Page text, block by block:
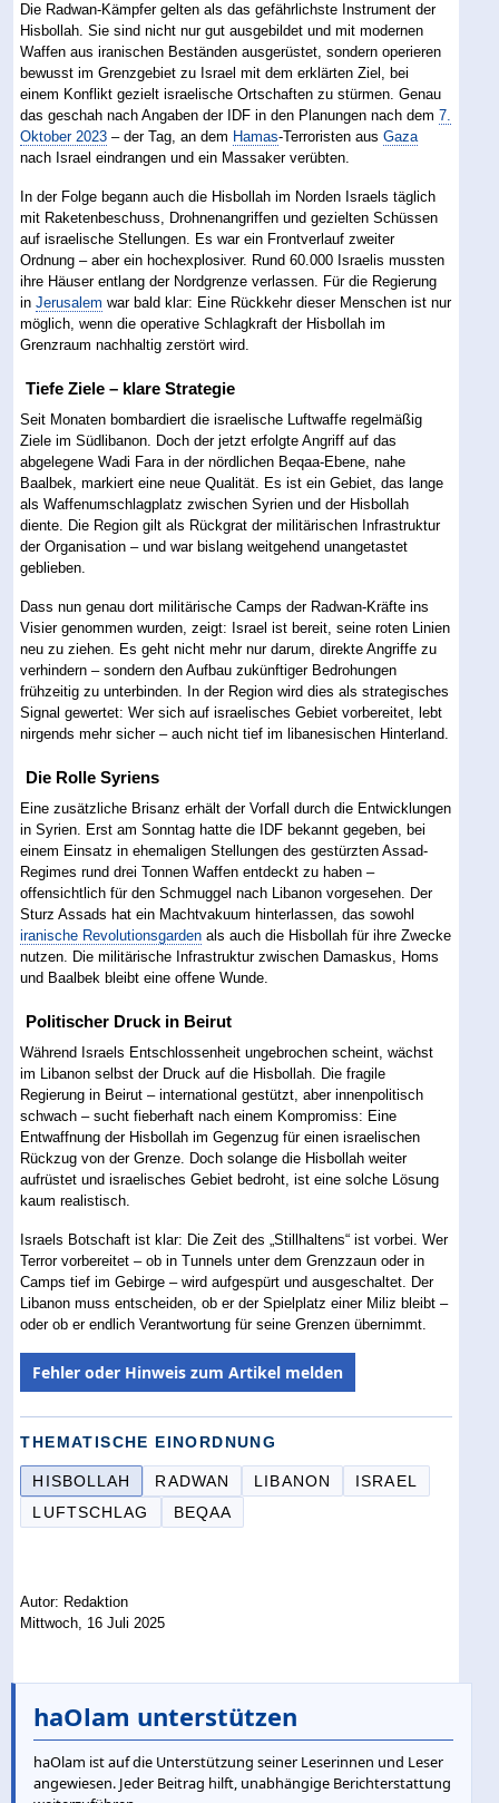
Die Radwan-Kämpfer gelten als das gefährlichste Instrument der
Hisbollah. Sie sind nicht nur gut ausgebildet und mit modernen
Waffen aus iranischen Beständen ausgerüstet, sondern operieren
bewusst im Grenzgebiet zu Israel mit dem erklärten Ziel, bei
einem Konflikt gezielt israelische Ortschaften zu stürmen. Genau
das geschah nach Angaben der IDF in den Planungen nach dem7.
Oktober 2023 – der Tag, an dem Hamas-Terroristen ausGaza
nach Israel eindrangen und ein Massaker verübten.
In der Folge begann auch die Hisbollah im Norden Israels täglich
mit Raketenbeschuss, Drohnenangriffen und gezielten Schüssen
auf israelische Stellungen. Es war ein Frontverlauf zweiter
Ordnung – aber ein hochexplosiver. Rund 60.000 Israelis mussten
ihre Häuser entlang der Nordgrenze verlassen. Für die Regierung
inJerusalem war bald klar: Eine Rückkehr dieser Menschen ist nur
möglich, wenn die operative Schlagkraft der Hisbollah im
Grenzraum nachhaltig zerstört wird.
Tiefe Ziele – klare Strategie
Seit Monaten bombardiert die israelische Luftwaffe regelmäßig
Ziele im Südlibanon. Doch der jetzt erfolgte Angriff auf das
abgelegene Wadi Fara in der nördlichen Beqaa-Ebene, nahe
Baalbek, markiert eine neue Qualität. Es ist ein Gebiet, das lange
als Waffenumschlagplatz zwischen Syrien und der Hisbollah
diente. Die Region gilt als Rückgrat der militärischen Infrastruktur
der Organisation – und war bislang weitgehend unangetastet
geblieben.
Dass nun genau dort militärische Camps der Radwan-Kräfte ins
Visier genommen wurden, zeigt: Israel ist bereit, seine roten Linien
neu zu ziehen. Es geht nicht mehr nur darum, direkte Angriffe zu
verhindern – sondern den Aufbau zukünftiger Bedrohungen
frühzeitig zu unterbinden. In der Region wird dies als strategisches
Signal gewertet: Wer sich auf israelisches Gebiet vorbereitet, lebt
nirgends mehr sicher – auch nicht tief im libanesischen Hinterland.
Die Rolle Syriens
Eine zusätzliche Brisanz erhält der Vorfall durch die Entwicklungen
in Syrien. Erst am Sonntag hatte die IDF bekannt gegeben, bei
einem Einsatz in ehemaligen Stellungen des gestürzten Assad-
Regimes rund drei Tonnen Waffen entdeckt zu haben –
offensichtlich für den Schmuggel nach Libanon vorgesehen. Der
Sturz Assads hat ein Machtvakuum hinterlassen, das sowohl
iranische Revolutionsgarden als auch die Hisbollah für ihre Zwecke
nutzen. Die militärische Infrastruktur zwischen Damaskus, Homs
und Baalbek bleibt eine offene Wunde.
Politischer Druck in Beirut
Während Israels Entschlossenheit ungebrochen scheint, wächst
im Libanon selbst der Druck auf die Hisbollah. Die fragile
Regierung in Beirut – international gestützt, aber innenpolitisch
schwach – sucht fieberhaft nach einem Kompromiss: Eine
Entwaffnung der Hisbollah im Gegenzug für einen israelischen
Rückzug von der Grenze. Doch solange die Hisbollah weiter
aufrüstet und israelisches Gebiet bedroht, ist eine solche Lösung
kaum realistisch.
Israels Botschaft ist klar: Die Zeit des „Stillhaltens“ ist vorbei. Wer
Terror vorbereitet – ob in Tunnels unter dem Grenzzaun oder in
Camps tief im Gebirge – wird aufgespürt und ausgeschaltet. Der
Libanon muss entscheiden, ob er der Spielplatz einer Miliz bleibt –
oder ob er endlich Verantwortung für seine Grenzen übernimmt.
Fehler oder Hinweis zum Artikel melden
THEMATISCHE EINORDNUNG
HISBOLLAH RADWAN LIBANON
ISRAEL
LUFTSCHLAG
BEQAA
Autor: Redaktion
Mittwoch, 16 Juli 2025
haOlam unterstützen
haOlam ist auf die Unterstützung seiner Leserinnen und Leser
angewiesen. Jeder Beitrag hilft, unabhängige Berichterstattung